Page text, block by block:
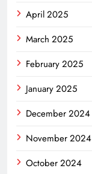
April 2025
March 2025
February 2025
January 2025
December 2024
November 2024
October 2024